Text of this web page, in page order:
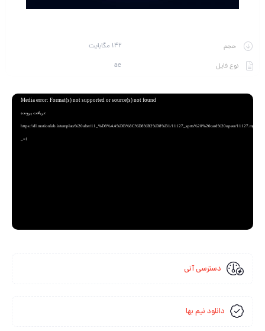
حجم 142 مگابایت
نوع فایل ae
نمایشگر
Media error: Format(s) not supported or source(s) not found
دریافت پرونده:
https://dl.motionlab.ir/template%20after/11_%D8%AA%DB%8C%D8%B2%D8%B1/11127_sprts%20%20card%20opeer/11127.mp4?
_=1
دسترسی آنی
دانلود نیم بها